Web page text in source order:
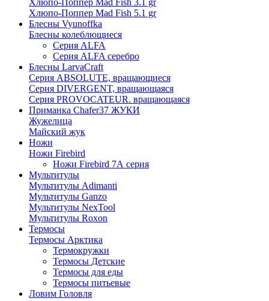
Хлюпо-Поппер Mad Fish 3.1 gr
Хлюпо-Поппер Mad Fish 5.1 gr
Блесны Vyunoffka
Блесны колеблющиеся
Серия ALFA
Серия ALFA серебро
Блесны LarvaCraft
Серия ABSOLUTE, вращающиеся
Серия DIVERGENT, вращающаяся
Серия PROVOCATEUR. вращающаяся
Приманка Chafer37 ЖУКИ
Жужелица
Майский жук
Ножи
Ножи Firebird
Ножи Firebird 7А серия
Мультитулы
Мультитулы Adimanti
Мультитулы Ganzo
Мультитулы NexTool
Мультитулы Roxon
Термосы
Термосы Арктика
Термокружки
Термосы Детские
Термосы для еды
Термосы питьевые
Ловим Головля